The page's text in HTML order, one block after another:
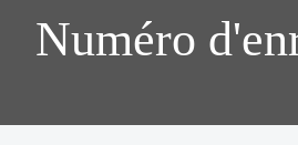
Numéro